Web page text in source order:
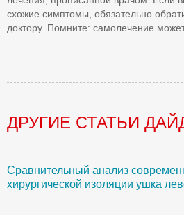
схожие симптомы, обязательно
доктору. Помните: самолечение
ДРУГИЕ СТАТЬИ
Сравнительный анализ
хирургической изоляции ушка